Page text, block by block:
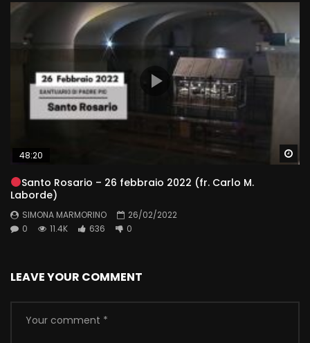
48:20
Santo Rosario – 26 febbraio 2022 (fr. Carlo M.
Laborde)
SIMONA MARMORINO
26/02/2022
0
11.4K 636 0
LEAVE YOUR COMMENT